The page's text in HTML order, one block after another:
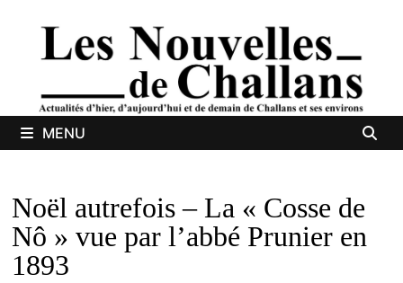
MENU
Noël autrefois – La « Cosse de
Nô » vue par l’abbé Prunier en
1893